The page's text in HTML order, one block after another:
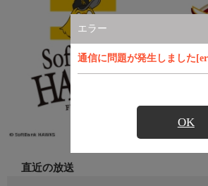
エラー
通信に問題が発生しました
OK
直近の放送